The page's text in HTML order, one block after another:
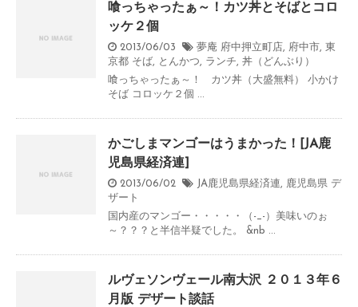
喰っちゃったぁ～！カツ丼とそばとコロ
ッケ２個
2013/06/03 夢庵 府中押立町店, 府中市, 東
京都 そば, とんかつ, ランチ, 丼（どんぶり）
喰っちゃったぁ～！ カツ丼（大盛無料） 小かけ
そば コロッケ２個 ...
かごしまマンゴーはうまかった！[JA鹿
児島県経済連]
2013/06/02 JA鹿児島県経済連, 鹿児島県 デ
ザート
国内産のマンゴー・・・・・（-_-）美味いのぉ
～？？？と半信半疑でした。 &nb ...
ルヴェソンヴェール南大沢 ２０１３年６
月版 デザート談話